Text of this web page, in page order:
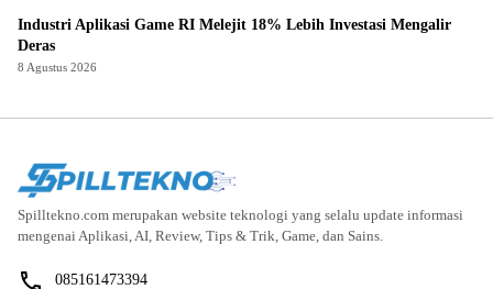
Industri Aplikasi Game RI Melejit 18% Lebih Investasi Mengalir
Deras
8 Agustus 2026
Spilltekno.com merupakan website teknologi yang selalu update informasi
mengenai Aplikasi, AI, Review, Tips & Trik, Game, dan Sains.
085161473394